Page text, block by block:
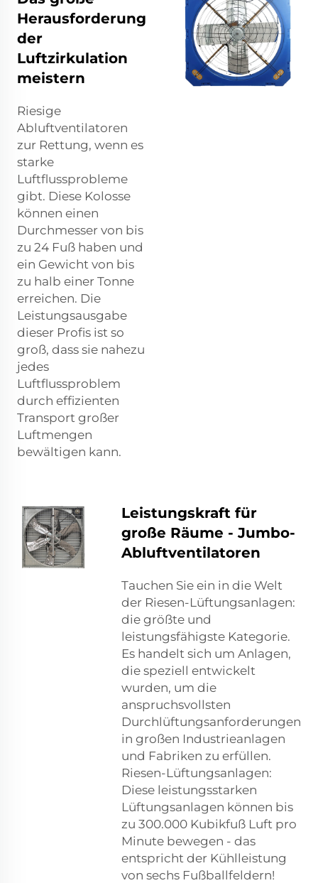
Herausforderung
der
Luftzirkulation
meistern
Riesige
Abluftventilatoren
zur Rettung, wenn es
starke
Luftflussprobleme
gibt. Diese Kolosse
können einen
Durchmesser von bis
zu 24 Fuß haben und
ein Gewicht von bis
zu halb einer Tonne
erreichen. Die
Leistungsausgabe
dieser Profis ist so
groß, dass sie nahezu
jedes
Luftflussproblem
durch effizienten
Transport großer
Luftmengen
bewältigen kann.
Leistungskraft für
große Räume - Jumbo-
Abluftventilatoren
Tauchen Sie ein in die Welt
der Riesen-Lüftungsanlagen:
die größte und
leistungsfähigste Kategorie.
Es handelt sich um Anlagen,
die speziell entwickelt
wurden, um die
anspruchsvollsten
Durchlüftungsanforderungen
in großen Industrieanlagen
und Fabriken zu erfüllen.
Riesen-Lüftungsanlagen:
Diese leistungsstarken
Lüftungsanlagen können bis
zu 300.000 Kubikfuß Luft pro
Minute bewegen - das
entspricht der Kühlleistung
von sechs Fußballfeldern!